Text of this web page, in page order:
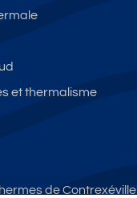
et thermalisme
de Contrexéville